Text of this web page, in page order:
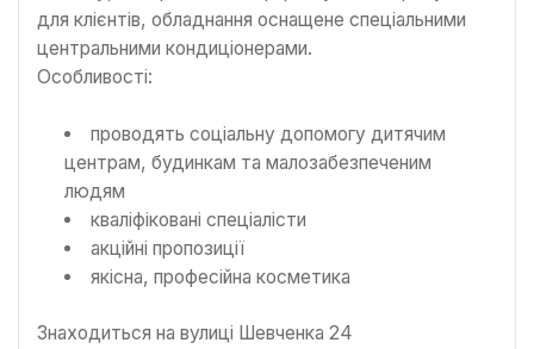
для клієнтів, обладнання оснащене спеціальними
центральними кондиціонерами.
Особливості:
проводять соціальну допомогу дитячим
центрам, будинкам та малозабезпеченим
людям
кваліфіковані спеціалісти
акційні пропозиції
якісна, професійна косметика
Знаходиться на вулиці Шевченка 24